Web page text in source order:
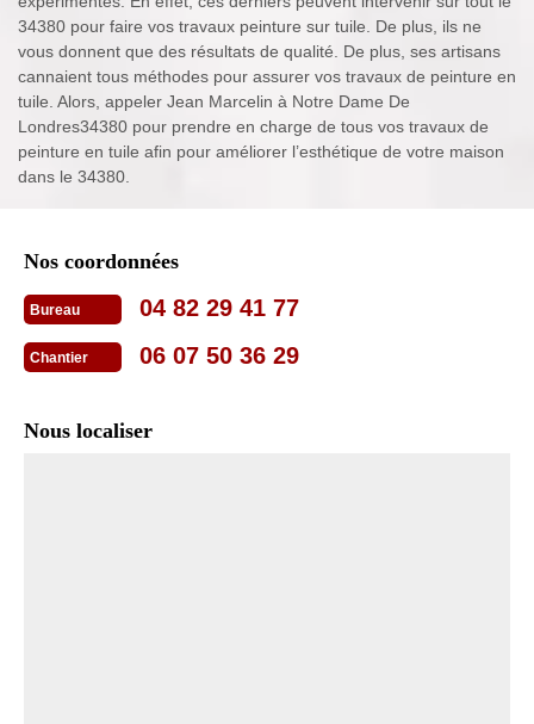
34380 pour faire vos travaux peinture sur tuile. De plus, ils ne
vous donnent que des résultats de qualité. De plus, ses artisans
cannaient tous méthodes pour assurer vos travaux de peinture en
tuile. Alors, appeler Jean Marcelin à Notre Dame De
Londres34380 pour prendre en charge de tous vos travaux de
peinture en tuile afin pour améliorer l’esthétique de votre maison
dans le 34380.
Nos coordonnées
Bureau 04 82 29 41 77
Chantier 06 07 50 36 29
Nous localiser